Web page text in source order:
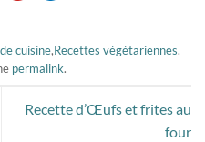
cuisine,Recettes végétariennes.
permalink.
Recette d’Œufs et frites au
four